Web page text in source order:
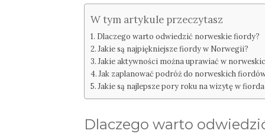
W tym artykule przeczytasz
Dlaczego warto odwiedzić norweskie fiordy?
Jakie są najpiękniejsze fiordy w Norwegii?
Jakie aktywności można uprawiać w
Jak zaplanować podróż do norweskich
Jakie są najlepsze pory roku na wizytę w
Dlaczego warto